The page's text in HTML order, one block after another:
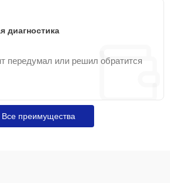
диагностика
передумал или решил обратится
Все преимущества